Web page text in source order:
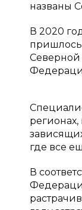
названы
В 2020
пришлось
Северной
где все
В